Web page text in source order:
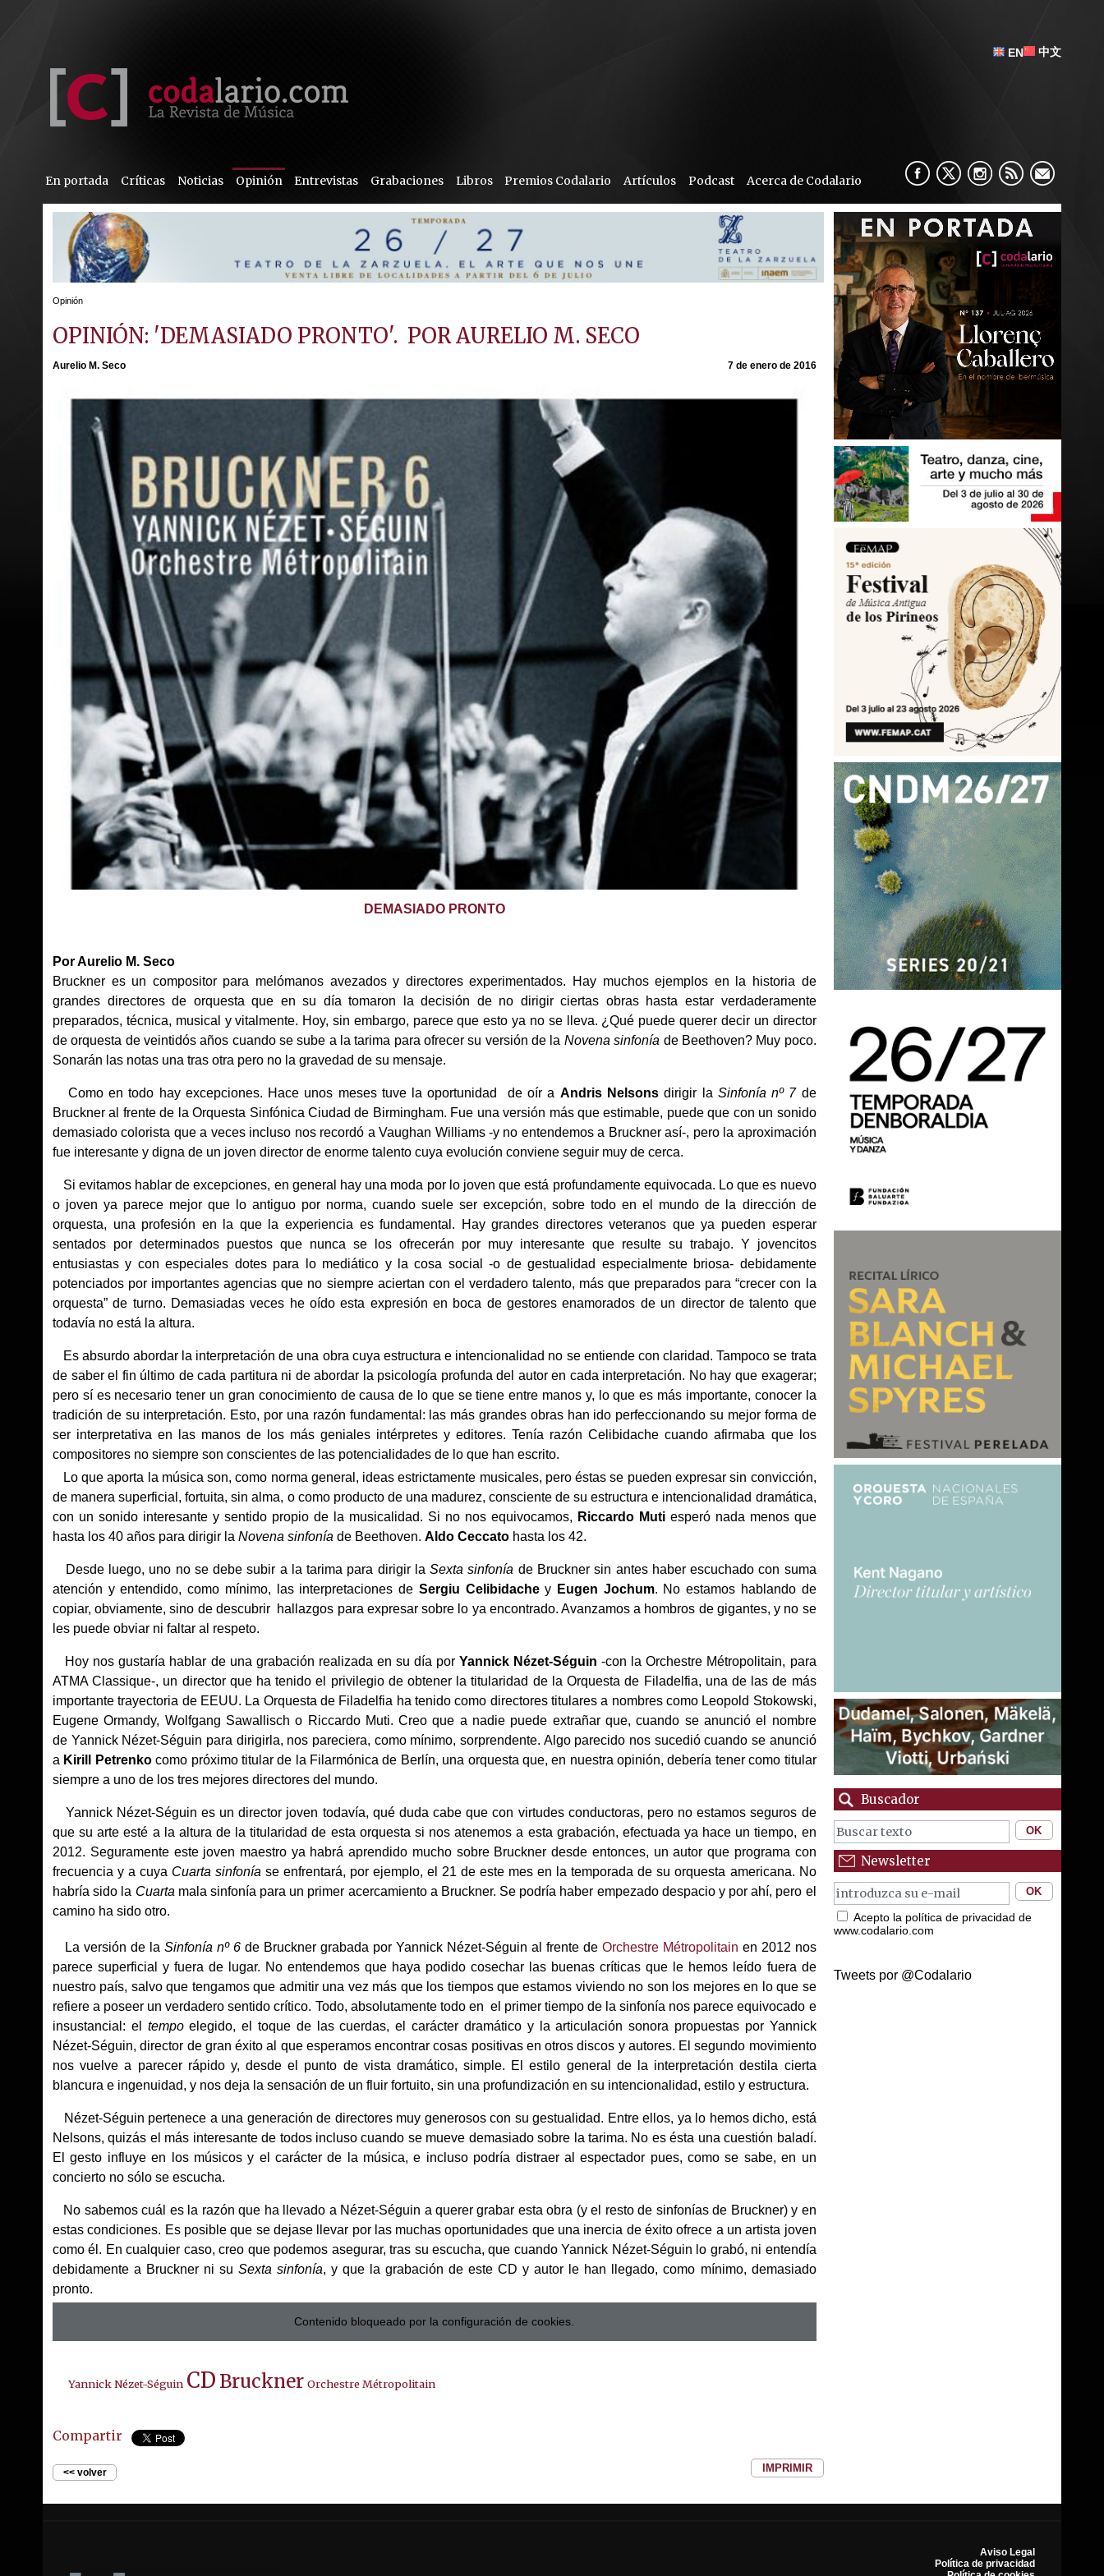
EN 中文
En portada Críticas Noticias Opinión Entrevistas Grabaciones Libros Premios Codalario Artículos Podcast Acerca de Codalario
Opinión
OPINIÓN: 'DEMASIADO PRONTO'. POR AURELIO M. SECO
Aurelio M. Seco 7 de enero de 2016
DEMASIADO PRONTO
Por Aurelio M. Seco
Bruckner es un compositor para melómanos avezados y directores experimentados. Hay muchos ejemplos en la historia de
grandes directores de orquesta que en su día tomaron la decisión de no dirigir ciertas obras hasta estar verdaderamente
preparados, técnica, musical y vitalmente. Hoy, sin embargo, parece que esto ya no se lleva. ¿Qué puede querer decir un director
de orquesta de veintidós años cuando se sube a la tarima para ofrecer su versión de la Novena sinfonía de Beethoven? Muy poco.
Sonarán las notas una tras otra pero no la gravedad de su mensaje.
Como en todo hay excepciones. Hace unos meses tuve la oportunidad de oír a Andris Nelsonsdirigir la Sinfonía nº 7de
Bruckner al frente de la Orquesta Sinfónica Ciudad de Birmingham. Fue una versión más que estimable, puede que con un sonido
demasiado colorista que a veces incluso nos recordó a Vaughan Williams -y no entendemos a Bruckner así-, pero la aproximación
fue interesante y digna de un joven director de enorme talento cuya evolución conviene seguir muy de cerca.
Si evitamos hablar de excepciones, en general hay una moda por lo joven que está profundamente equivocada. Lo que es nuevo
o joven ya parece mejor que lo antiguo por norma, cuando suele ser excepción, sobre todo en el mundo de la dirección de
orquesta, una profesión en la que la experiencia es fundamental. Hay grandes directores veteranos que ya pueden esperar
sentados por determinados puestos que nunca se los ofrecerán por muy interesante que resulte su trabajo. Y jovencitos
entusiastas y con especiales dotes para lo mediático y la cosa social -o de gestualidad especialmente briosa- debidamente
potenciados por importantes agencias que no siempre aciertan con el verdadero talento, más que preparados para “crecer con la
orquesta” de turno. Demasiadas veces he oído esta expresión en boca de gestores enamorados de un director de talento que
todavía no está la altura.
Es absurdo abordar la interpretación de una obra cuya estructura e intencionalidad no se entiende con claridad. Tampoco se trata
de saber el fin último de cada partitura ni de abordar la psicología profunda del autor en cada interpretación. No hay que exagerar;
pero sí es necesario tener un gran conocimiento de causa de lo que se tiene entre manos y, lo que es más importante, conocer la
tradición de su interpretación. Esto, por una razón fundamental: las más grandes obras han ido perfeccionando su mejor forma de
ser interpretativa en las manos de los más geniales intérpretes y editores. Tenía razón Celibidache cuando afirmaba que los
compositores no siempre son conscientes de las potencialidades de lo que han escrito.
Lo que aporta la música son, como norma general, ideas estrictamente musicales, pero éstas se pueden expresar sin convicción,
de manera superficial, fortuita, sin alma, o como producto de una madurez, consciente de su estructura e intencionalidad dramática,
con un sonido interesante y sentido propio de la musicalidad. Si no nos equivocamos, Riccardo Mutiesperó nada menos que
hasta los 40 años para dirigir laNovena sinfonía de Beethoven.Aldo Ceccato hasta los 42.
Desde luego, uno no se debe subir a la tarima para dirigir laSexta sinfonía de Bruckner sin antes haber escuchado con suma
atención y entendido, como mínimo, las interpretaciones de Sergiu Celibidachey Eugen Jochum. No estamos hablando de
copiar, obviamente, sino de descubrir hallazgos para expresar sobre lo ya encontrado. Avanzamos a hombros de gigantes, y no se
les puede obviar ni faltar al respeto.
Hoy nos gustaría hablar de una grabación realizada en su día porYannick Nézet-Séguin -con la Orchestre Métropolitain, para
ATMA Classique-, un director que ha tenido el privilegio de obtener la titularidad de la Orquesta de Filadelfia, una de las de más
importante trayectoria de EEUU. La Orquesta de Filadelfia ha tenido como directores titulares a nombres como Leopold Stokowski,
Eugene Ormandy, Wolfgang Sawallisch o Riccardo Muti. Creo que a nadie puede extrañar que, cuando se anunció el nombre
de Yannick Nézet-Séguin para dirigirla, nos pareciera, como mínimo, sorprendente. Algo parecido nos sucedió cuando se anunció
a Kirill Petrenkocomo próximo titular de la Filarmónica de Berlín, una orquesta que, en nuestra opinión, debería tener como titular
siempre a uno de los tres mejores directores del mundo.
Yannick Nézet-Séguin es un director joven todavía, qué duda cabe que con virtudes conductoras, pero no estamos seguros de
que su arte esté a la altura de la titularidad de esta orquesta si nos atenemos a esta grabación, efectuada ya hace un tiempo, en
2012. Seguramente este joven maestro ya habrá aprendido mucho sobre Bruckner desde entonces, un autor que programa con
frecuencia y a cuya Cuarta sinfonía se enfrentará, por ejemplo, el 21 de este mes en la temporada de su orquesta americana. No
habría sido la Cuarta mala sinfonía para un primer acercamiento a Bruckner. Se podría haber empezado despacio y por ahí, pero el
camino ha sido otro.
La versión de la Sinfonía nº 6de Bruckner grabada por Yannick Nézet-Séguin al frente de Orchestre Métropolitain en 2012 nos
parece superficial y fuera de lugar. No entendemos que haya podido cosechar las buenas críticas que le hemos leído fuera de
nuestro país, salvo que tengamos que admitir una vez más que los tiempos que estamos viviendo no son los mejores en lo que se
refiere a poseer un verdadero sentido crítico. Todo, absolutamente todo en el primer tiempo de la sinfonía nos parece equivocado e
insustancial: el tempoelegido, el toque de las cuerdas, el carácter dramático y la articulación sonora propuestas por Yannick
Nézet-Séguin, director de gran éxito al que esperamos encontrar cosas positivas en otros discos y autores. El segundo movimiento
nos vuelve a parecer rápido y, desde el punto de vista dramático, simple. El estilo general de la interpretación destila cierta
blancura e ingenuidad, y nos deja la sensación de un fluir fortuito, sin una profundización en su intencionalidad, estilo y estructura.
Nézet-Séguin pertenece a una generación de directores muy generosos con su gestualidad. Entre ellos, ya lo hemos dicho, está
Nelsons, quizás el más interesante de todos incluso cuando se mueve demasiado sobre la tarima. No es ésta una cuestión baladí.
El gesto influye en los músicos y el carácter de la música, e incluso podría distraer al espectador pues, como se sabe, en un
concierto no sólo se escucha.
No sabemos cuál es la razón que ha llevado a Nézet-Séguin a querer grabar esta obra (y el resto de sinfonías de Bruckner) y en
estas condiciones. Es posible que se dejase llevar por las muchas oportunidades que una inercia de éxito ofrece a un artista joven
como él. En cualquier caso, creo que podemos asegurar, tras su escucha, que cuando Yannick Nézet-Séguin lo grabó, ni entendía
debidamente a Bruckner ni suSexta sinfonía, y que la grabación de este CD y autor le han llegado, como mínimo, demasiado
pronto.
Contenido bloqueado por la configuración de cookies.
Yannick Nézet-Séguin CD Bruckner Orchestre Métropolitain
Compartir
<< volver IMPRIMIR
Buscador
Newsletter
Acepto la política de privacidad de
www.codalario.com
Tweets por @Codalario
Aviso Legal
Política de privacidad